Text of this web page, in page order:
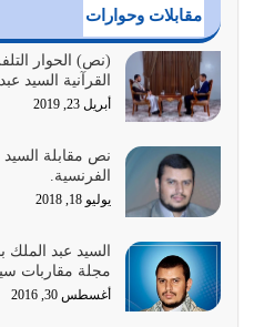
أغسطس 2, 2026
السبب الرئيسي لشقاء الأمة
لحدود الله بالإضافات للدين
أغسطس 1, 2026
أبرز أسباب الشقاء هو
المتمثل في القرآن الكريم
يوليو 31, 2026
أولياء الشيطان كلما كانوا
أكثر ضعفاً
يوليو 30, 2026
مقابلات وحوارات
(نص) الحوار
القرآنية السيد
أبريل 23, 2019
نص مقابلة
الفرنسية.
يوليو 18, 2018
السيد عبد الملك
مجلة مقاربات
أغسطس 30, 2016